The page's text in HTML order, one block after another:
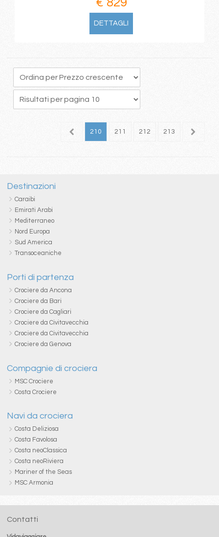
€ 829
DETTAGLI
209 210 211 212 213 214
Destinazioni
Caraibi
Emirati Arabi
Mediterraneo
Nord Europa
Sud America
Transoceaniche
Porti di partenza
Crociere da Ancona
Crociere da Bari
Crociere da Cagliari
Crociere da Civitavecchia
Crociere da Civitavecchia
Crociere da Genova
Compagnie di crociera
MSC Crociere
Costa Crociere
Navi da crociera
Costa Deliziosa
Costa Favolosa
Costa neoClassica
Costa neoRiviera
Mariner of the Seas
MSC Armonia
Contatti